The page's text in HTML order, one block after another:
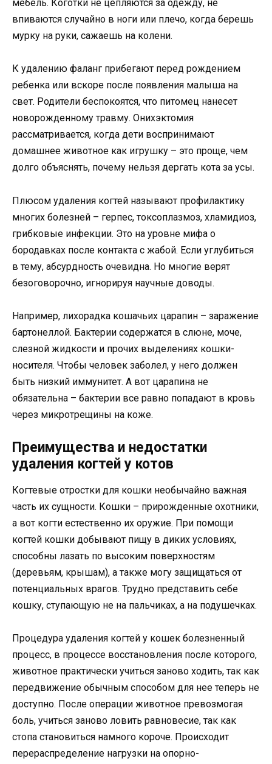
мебель. Коготки не цепляются за одежду, не
впиваются случайно в ноги или плечо, когда берешь
мурку на руки, сажаешь на колени.
К удалению фаланг прибегают перед рождением
ребенка или вскоре после появления малыша на
свет. Родители беспокоятся, что питомец нанесет
новорожденному травму. Онихэктомия
рассматривается, когда дети воспринимают
домашнее животное как игрушку – это проще, чем
долго объяснять, почему нельзя дергать кота за усы.
Плюсом удаления когтей называют профилактику
многих болезней – герпес, токсоплазмоз, хламидиоз,
грибковые инфекции. Это на уровне мифа о
бородавках после контакта с жабой. Если углубиться
в тему, абсурдность очевидна. Но многие верят
безоговорочно, игнорируя научные доводы.
Например, лихорадка кошачьих царапин – заражение
бартонеллой. Бактерии содержатся в слюне, моче,
слезной жидкости и прочих выделениях кошки-
носителя. Чтобы человек заболел, у него должен
быть низкий иммунитет. А вот царапина не
обязательна – бактерии все равно попадают в кровь
через микротрещины на коже.
Преимущества и недостатки
удаления когтей у котов
Когтевые отростки для кошки необычайно важная
часть их сущности. Кошки – прирожденные охотники,
а вот когти естественно их оружие. При помощи
когтей кошки добывают пищу в диких условиях,
способны лазать по высоким поверхностям
(деревьям, крышам), а также могу защищаться от
потенциальных врагов. Трудно представить себе
кошку, ступающую не на пальчиках, а на подушечках.
Процедура удаления когтей у кошек болезненный
процесс, в процессе восстановления после которого,
животное практически учиться заново ходить, так как
передвижение обычным способом для нее теперь не
доступно. После операции животное превозмогая
боль, учиться заново ловить равновесие, так как
стопа становиться намного короче. Происходит
перераспределение нагрузки на опорно-